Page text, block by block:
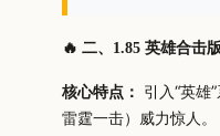
🔥 二、1.85 英雄合击
核心特点： 引入“英雄
雷霆一击）威力惊人。